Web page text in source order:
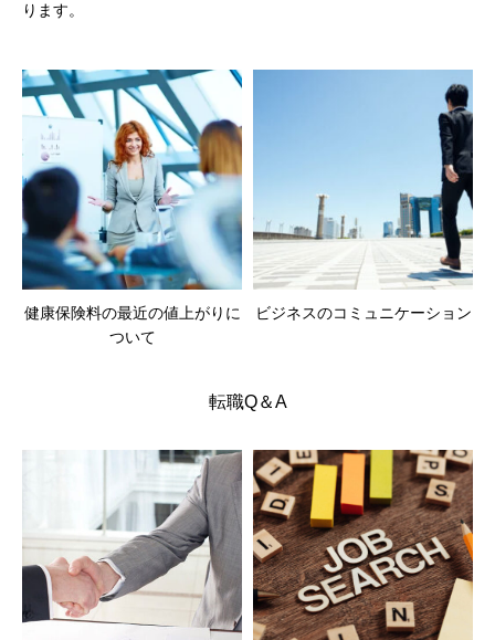
ります。
健康保険料の最近の値上がりに
ついて
ビジネスのコミュニケーション
転職Q＆A